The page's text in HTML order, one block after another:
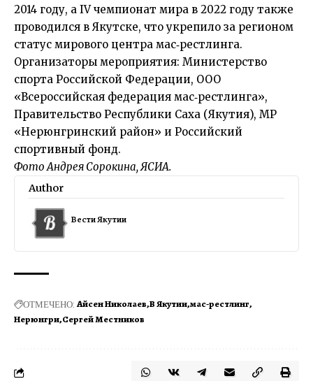
2014 году, а IV чемпионат мира в 2022 году также
проводился в Якутске, что укрепило за регионом
статус мирового центра мас‑рестлинга.
Организаторы мероприятия: Министерство
спорта Российской Федерации, ООО
«Всероссийская федерация мас‑рестлинга»,
Правительство Республики Саха (Якутия), МР
«Нерюнгринский район» и Российский
спортивный фонд.
Фото Андрея Сорокина, ЯСИА.
Author
Вести Якутии
ОТМЕЧЕНО: Айсен Николаев В Якутии мас‑рестлинг
Нерюнгри Сергей Местников